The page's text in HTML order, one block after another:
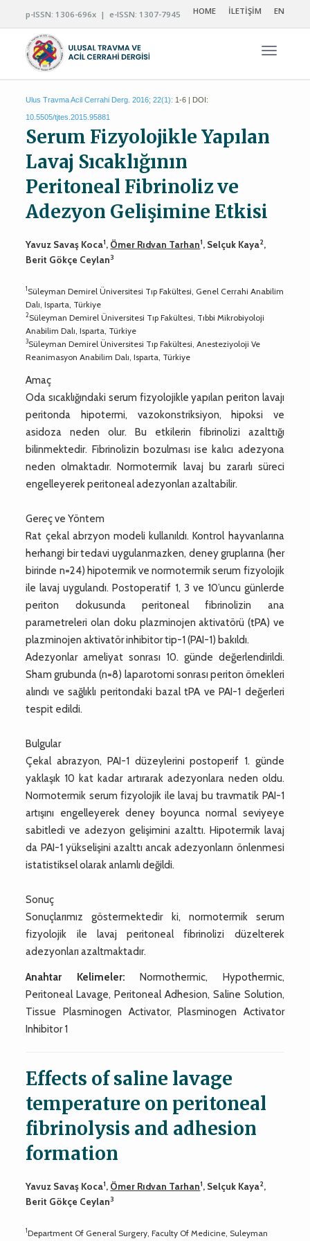
p-ISSN: 1306-696x | e-ISSN: 1307-7945 HOME İLETİŞİM EN
Ulus Travma Acil Cerrahi Derg. 2016; 22(1): 1-6 | DOI:
10.5505/tjtes.2015.95881
Serum Fizyolojikle Yapılan
Lavaj Sıcaklığının
Peritoneal Fibrinoliz ve
Adezyon Gelişimine Etkisi
Yavuz Savaş Koca1, Ömer Rıdvan Tarhan1, Selçuk Kaya2,
Berit Gökçe Ceylan3
1Süleyman Demirel Üniversitesi Tıp Fakültesi, Genel Cerrahi Anabilim
Dalı, Isparta, Türkiye
2Süleyman Demirel Üniversitesi Tıp Fakültesi, Tıbbi Mikrobiyoloji
Anabilim Dalı, Isparta, Türkiye
3Süleyman Demirel Üniversitesi Tıp Fakültesi, Anesteziyoloji Ve
Reanimasyon Anabilim Dalı, Isparta, Türkiye
Amaç
Oda sıcaklığındaki serum fizyolojikle yapılan periton lavajı
peritonda hipotermi, vazokonstriksiyon, hipoksi ve
asidoza neden olur. Bu etkilerin fibrinolizi azalttığı
bilinmektedir. Fibrinolizin bozulması ise kalıcı adezyona
neden olmaktadır. Normotermik lavaj bu zararlı süreci
engelleyerek peritoneal adezyonları azaltabilir.
Gereç ve Yöntem
Rat çekal abrzyon modeli kullanıldı. Kontrol hayvanlarına
herhangi bir tedavi uygulanmazken, deney gruplarına (her
birinde n=24) hipotermik ve normotermik serum fizyolojik
ile lavaj uygulandı. Postoperatif 1, 3 ve 10’uncu günlerde
periton dokusunda peritoneal fibrinolizin ana
parametreleri olan doku plazminojen aktivatörü (tPA) ve
plazminojen aktivatör inhibitor tip-1 (PAI-1) bakıldı.
Adezyonlar ameliyat sonrası 10. günde değerlendirildi.
Sham grubunda (n=8) laparotomi sonrası periton örnekleri
alındı ve sağlıklı peritondaki bazal tPA ve PAI-1 değerleri
tespit edildi.
Bulgular
Çekal abrazyon, PAI-1 düzeylerini postoperif 1. günde
yaklaşık 10 kat kadar artırarak adezyonlara neden oldu.
Normotermik serum fizyolojik ile lavaj bu travmatik PAI-1
artışını engelleyerek deney boyunca normal seviyeye
sabitledi ve adezyon gelişimini azalttı. Hipotermik lavaj
da PAI-1 yükselişini azalttı ancak adezyonların önlenmesi
istatistiksel olarak anlamlı değildi.
Sonuç
Sonuçlarımız göstermektedir ki, normotermik serum
fizyolojik ile lavaj peritoneal fibrinolizi düzelterek
adezyonları azaltmaktadır.
Anahtar Kelimeler: Normothermic, Hypothermic,
Peritoneal Lavage, Peritoneal Adhesion, Saline Solution,
Tissue Plasminogen Activator, Plasminogen Activator
Inhibitor 1
Effects of saline lavage
temperature on peritoneal
fibrinolysis and adhesion
formation
Yavuz Savaş Koca1, Ömer Rıdvan Tarhan1, Selçuk Kaya2,
Berit Gökçe Ceylan3
1Department Of General Surgery, Faculty Of Medicine, Suleyman